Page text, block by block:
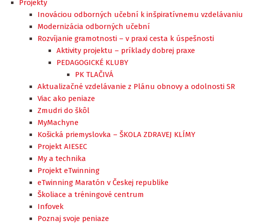
Projekty
Inováciou odborných učební k inšpiratívnemu vzdelávaniu
Modernizácia odborných učební
Rozvíjanie gramotnosti – v praxi cesta k úspešnosti
Aktivity projektu – príklady dobrej praxe
PEDAGOGICKÉ KLUBY
PK TLAČIVÁ
Aktualizačné vzdelávanie z Plánu obnovy a odolnosti SR
Viac ako peniaze
Zmudri do škôl
MyMachyne
Košická priemyslovka – ŠKOLA ZDRAVEJ KLÍMY
Projekt AIESEC
My a technika
Projekt eTwinning
eTwinning Maratón v Českej republike
Školiace a tréningové centrum
Infovek
Poznaj svoje peniaze